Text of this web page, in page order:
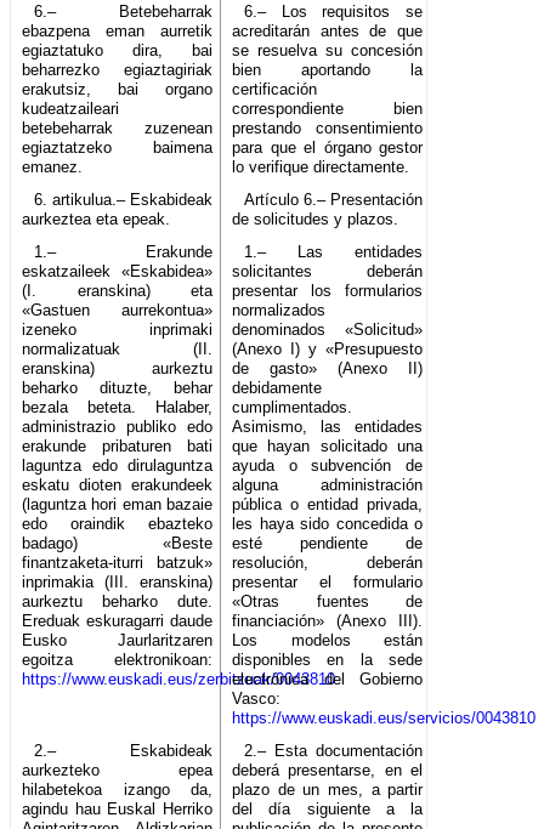
6.– Betebeharrak
ebazpena eman aurretik
egiaztatuko dira, bai
beharrezko egiaztagiriak
erakutsiz, bai organo
kudeatzaileari
betebeharrak zuzenean
egiaztatzeko baimena
emanez.
6.– Los requisitos se
acreditarán antes de que
se resuelva su concesión
bien aportando la
certificación
correspondiente bien
prestando consentimiento
para que el órgano gestor
lo verifique directamente.
6. artikulua.– Eskabideak
aurkeztea eta epeak.
Artículo 6.– Presentación
de solicitudes y plazos.
1.– Erakunde
eskatzaileek «Eskabidea»
(I. eranskina) eta
«Gastuen aurrekontua»
izeneko inprimaki
normalizatuak (II.
eranskina) aurkeztu
beharko dituzte, behar
bezala beteta. Halaber,
administrazio publiko edo
erakunde pribaturen bati
laguntza edo dirulaguntza
eskatu dioten erakundeek
(laguntza hori eman bazaie
edo oraindik ebazteko
badago) «Beste
finantzaketa-iturri batzuk»
inprimakia (III. eranskina)
aurkeztu beharko dute.
Ereduak eskuragarri daude
Eusko Jaurlaritzaren
egoitza elektronikoan:
https://www.euskadi.eus/zerbitzuak/0043810
1.– Las entidades
solicitantes deberán
presentar los formularios
normalizados
denominados «Solicitud»
(Anexo I) y «Presupuesto
de gasto» (Anexo II)
debidamente
cumplimentados.
Asimismo, las entidades
que hayan solicitado una
ayuda o subvención de
alguna administración
pública o entidad privada,
les haya sido concedida o
esté pendiente de
resolución, deberán
presentar el formulario
«Otras fuentes de
financiación» (Anexo III).
Los modelos están
disponibles en la sede
electrónica del Gobierno
Vasco:
https://www.euskadi.eus/servicios/0043810
2.– Eskabideak
aurkezteko epea
hilabetekoa izango da,
agindu hau Euskal Herriko
2.– Esta documentación
deberá presentarse, en el
plazo de un mes, a partir
del día siguiente a la